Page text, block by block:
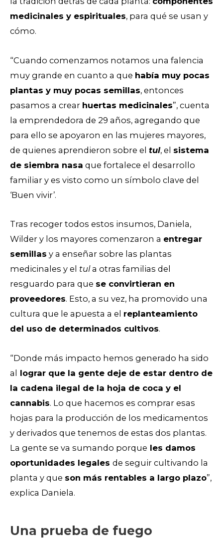
medicinales y espirituales, para qué se usan y
cómo.
“Cuando comenzamos notamos una falencia
muy grande en cuanto a que había muy pocas
plantas y muy pocas semillas, entonces
pasamos a crear huertas medicinales”, cuenta
la emprendedora de 29 años, agregando que
para ello se apoyaron en las mujeres mayores,
de quienes aprendieron sobre el tul, el sistema
de siembra nasa que fortalece el desarrollo
familiar y es visto como un símbolo clave del
‘Buen vivir’.
Tras recoger todos estos insumos, Daniela,
Wilder y los mayores comenzaron a entregar
semillas y a enseñar sobre las plantas
medicinales y el tula otras familias del
resguardo para que se convirtieran en
proveedores. Esto, a su vez, ha promovido una
cultura que le apuesta a el replanteamiento
del uso de determinados cultivos.
“Donde más impacto hemos generado ha sido
al
lograr que la gente deje de estar dentro de
la cadena ilegal de la hoja de coca y el
cannabis. Lo que hacemos es comprar esas
hojas para la producción de los medicamentos
y derivados que tenemos de estas dos plantas.
La gente se va sumando porque les damos
oportunidades legales de seguir cultivando la
planta y que son más rentables a largo plazo”,
explica Daniela.
Una prueba de fuego